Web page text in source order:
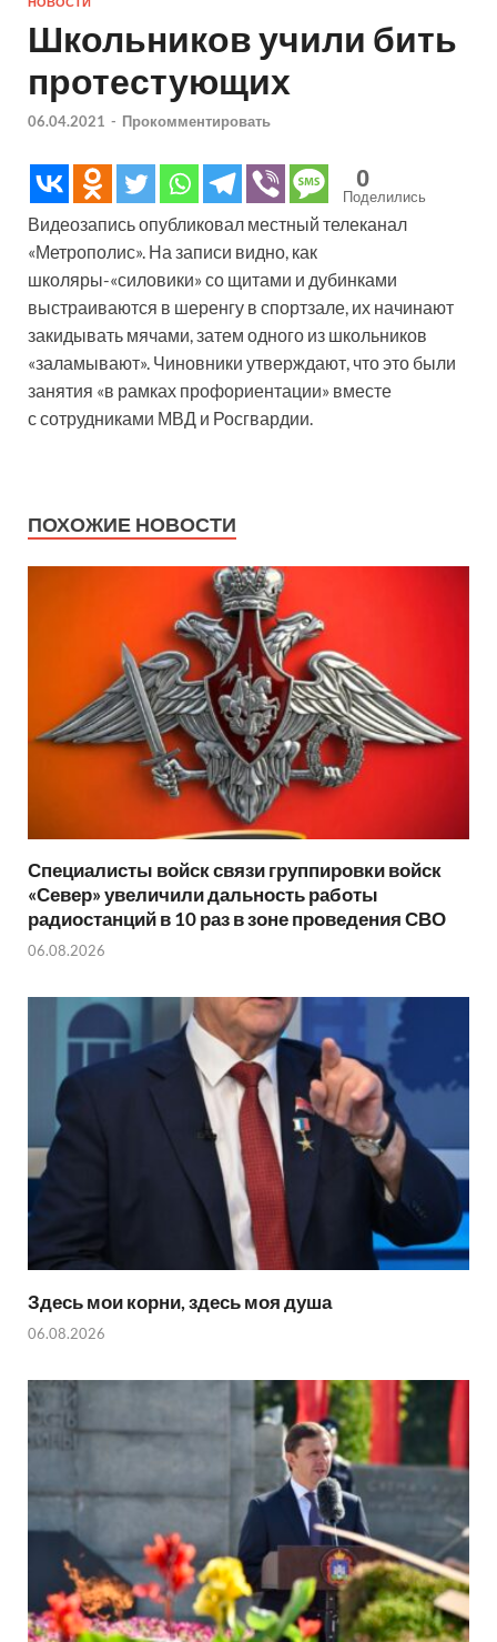
Школьников учили бить
протестующих
06.04.2021 - Прокомментировать
0
Поделились
Видеозапись опубликовал местный телеканал
«Метрополис». На записи видно, как
школяры-«силовики» со щитами и дубинками
выстраиваются в шеренгу в спортзале, их начинают
закидывать мячами, затем одного из школьников
«заламывают». Чиновники утверждают, что это были
занятия «в рамках профориентации» вместе
с сотрудниками МВД и Росгвардии.
ПОХОЖИЕ НОВОСТИ
Специалисты войск связи группировки войск
«Север» увеличили дальность работы
радиостанций в 10 раз в зоне проведения СВО
06.08.2026
Здесь мои корни, здесь моя душа
06.08.2026